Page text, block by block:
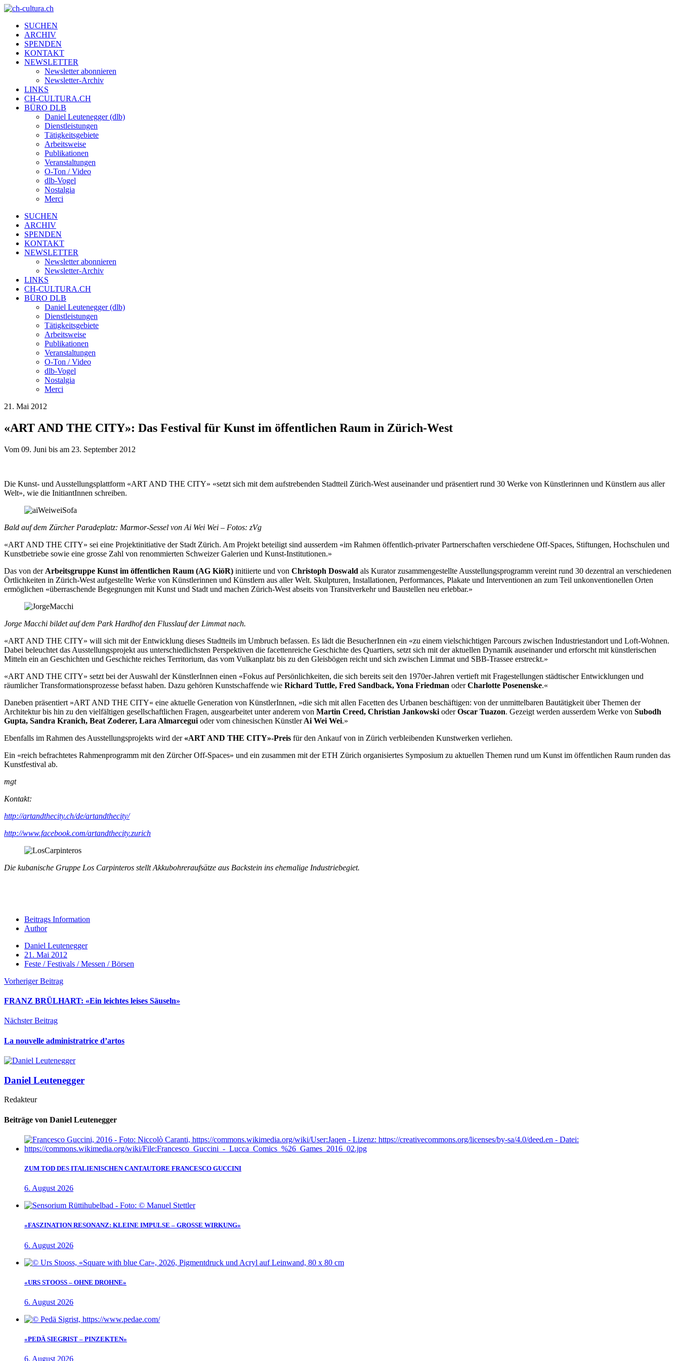
SUCHEN
ARCHIV
SPENDEN
KONTAKT
NEWSLETTER
Newsletter abonnieren
Newsletter-Archiv
LINKS
CH-CULTURA.CH
BÜRO DLB
Daniel Leutenegger (dlb)
Dienstleistungen
Tätigkeitsgebiete
Arbeitsweise
Publikationen
Veranstaltungen
O-Ton / Video
dlb-Vogel
Nostalgia
Merci
SUCHEN
ARCHIV
SPENDEN
KONTAKT
NEWSLETTER
Newsletter abonnieren
Newsletter-Archiv
LINKS
CH-CULTURA.CH
BÜRO DLB
Daniel Leutenegger (dlb)
Dienstleistungen
Tätigkeitsgebiete
Arbeitsweise
Publikationen
Veranstaltungen
O-Ton / Video
dlb-Vogel
Nostalgia
Merci
21. Mai 2012
«ART AND THE CITY»: Das Festival für Kunst im öffentlichen Raum in Zürich-West
Vom 09. Juni bis am 23. September 2012
Die Kunst- und Ausstellungsplattform «ART AND THE CITY» «setzt sich mit dem aufstrebenden Stadtteil Zürich-West auseinander und präsentiert rund 30 Werke von Künstlerinnen und Künstlern aus aller
Welt», wie die InitiantInnen schreiben.
Bald auf dem Zürcher Paradeplatz: Marmor-Sessel von Ai Wei Wei – Fotos: zVg
«ART AND THE CITY» sei eine Projektinitiative der Stadt Zürich. Am Projekt beteiligt sind ausserdem «im Rahmen öffentlich-privater Partnerschaften verschiedene Off-Spaces, Stiftungen, Hochschulen und
Kunstbetriebe sowie eine grosse Zahl von renommierten Schweizer Galerien und Kunst-Institutionen.»
Das von der Arbeitsgruppe Kunst im öffentlichen Raum (AG KiöR) initiierte und von Christoph Doswald als Kurator zusammengestellte Ausstellungsprogramm vereint rund 30 dezentral an verschiedenen
Örtlichkeiten in Zürich-West aufgestellte Werke von Künstlerinnen und Künstlern aus aller Welt. Skulpturen, Installationen, Performances, Plakate und Interventionen an zum Teil unkonventionellen Orten
ermöglichen «überraschende Begegnungen mit Kunst und Stadt und machen Zürich-West abseits von Transitverkehr und Baustellen neu erlebbar.»
Jorge Macchi bildet auf dem Park Hardhof den Flusslauf der Limmat nach.
«ART AND THE CITY» will sich mit der Entwicklung dieses Stadtteils im Umbruch befassen. Es lädt die BesucherInnen ein «zu einem vielschichtigen Parcours zwischen Industriestandort und Loft-Wohnen.
Dabei beleuchtet das Ausstellungsprojekt aus unterschiedlichsten Perspektiven die facettenreiche Geschichte des Quartiers, setzt sich mit der aktuellen Dynamik auseinander und erforscht mit künstlerischen
Mitteln ein an Geschichten und Geschichte reiches Territorium, das vom Vulkanplatz bis zu den Gleisbögen reicht und sich zwischen Limmat und SBB-Trassee erstreckt.»
«ART AND THE CITY» setzt bei der Auswahl der KünstlerInnen einen «Fokus auf Persönlichkeiten, die sich bereits seit den 1970er-Jahren vertieft mit Fragestellungen städtischer Entwicklungen und
räumlicher Transformationsprozesse befasst haben. Dazu gehören Kunstschaffende wie Richard Tuttle, Fred Sandback, Yona Friedman oderCharlotte Posenenske.«
Daneben präsentiert »ART AND THE CITY« eine aktuelle Generation von KünstlerInnen, »die sich mit allen Facetten des Urbanen beschäftigen: von der unmittelbaren Bautätigkeit über Themen der
Architektur bis hin zu den vielfältigen gesellschaftlichen Fragen, ausgearbeitet unter anderem von Martin Creed, Christian Jankowski oderOscar Tuazon. Gezeigt werden ausserdem Werke von Subodh
Gupta, Sandra Kranich, Beat Zoderer, Lara Almarcegui oder vom chinesischen KünstlerAi Wei Wei.»
Ebenfalls im Rahmen des Ausstellungsprojekts wird der «ART AND THE CITY»-Preis für den Ankauf von in Zürich verbleibenden Kunstwerken verliehen.
Ein «reich befrachtetes Rahmenprogramm mit den Zürcher Off-Spaces» und ein zusammen mit der ETH Zürich organisiertes Symposium zu aktuellen Themen rund um Kunst im öffentlichen Raum runden das
Kunstfestival ab.
mgt
Kontakt:
http://artandthecity.ch/de/artandthecity/
http://www.facebook.com/artandthecity.zurich
Die kubanische Gruppe Los Carpinteros stellt Akkubohreraufsätze aus Backstein ins ehemalige Industriebegiet.
Beitrags Information
Author
Daniel Leutenegger
21. Mai 2012
Feste / Festivals / Messen / Börsen
Vorheriger Beitrag
FRANZ BRÜLHART: «Ein leichtes leises Säuseln»
Nächster Beitrag
La nouvelle administratrice d’artos
Daniel Leutenegger
Redakteur
Beiträge von Daniel Leutenegger
ZUM TOD DES ITALIENISCHEN CANTAUTORE FRANCESCO GUCCINI
6. August 2026
«FASZINATION RESONANZ: KLEINE IMPULSE – GROSSE WIRKUNG»
6. August 2026
«URS STOOSS – OHNE DROHNE»
6. August 2026
«PEDÄ SIEGRIST – PINZEKTEN»
6. August 2026